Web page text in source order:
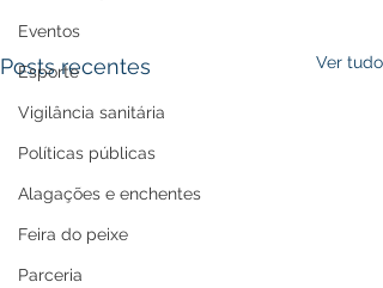
Eventos
Esporte
Vigilância sanitária
Políticas públicas
Alagações e enchentes
Feira do peixe
Parceria
Posts recentes Ver tudo